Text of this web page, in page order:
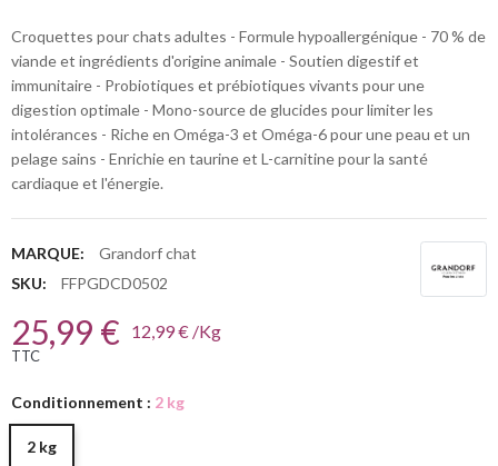
Croquettes pour chats adultes - Formule hypoallergénique - 70 % de
viande et ingrédients d'origine animale - Soutien digestif et
immunitaire - Probiotiques et prébiotiques vivants pour une
digestion optimale - Mono-source de glucides pour limiter les
intolérances - Riche en Oméga-3 et Oméga-6 pour une peau et un
pelage sains - Enrichie en taurine et L-carnitine pour la santé
cardiaque et l'énergie.
MARQUE:
Grandorf chat
SKU:
FFPGDCD0502
25,99 € 12,99 € /Kg
TTC
Conditionnement : 2 kg
2 kg